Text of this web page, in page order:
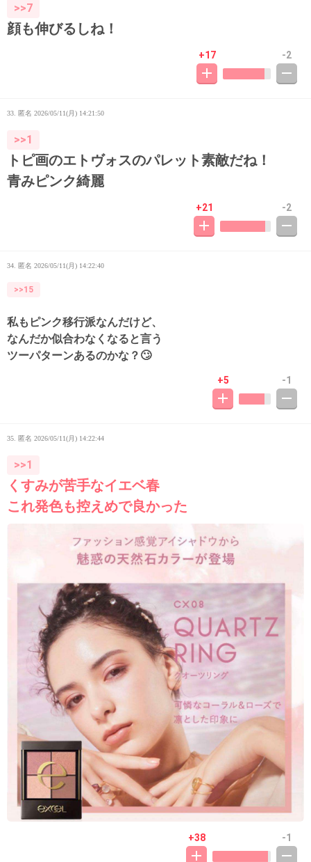
>>7
顔も伸びるしね！
+17 -2
33. 匿名 2026/05/11(月) 14:21:50
>>1
トピ画のエトヴォスのパレット素敵だね！
青みピンク綺麗
+21 -2
34. 匿名 2026/05/11(月) 14:22:40
>>15
私もピンク移行派なんだけど、
なんだか似合わなくなると言う
ツーパターンあるのかな？🙄
+5 -1
35. 匿名 2026/05/11(月) 14:22:44
>>1
くすみが苦手なイエベ春
これ発色も控えめで良かった
+38 -1